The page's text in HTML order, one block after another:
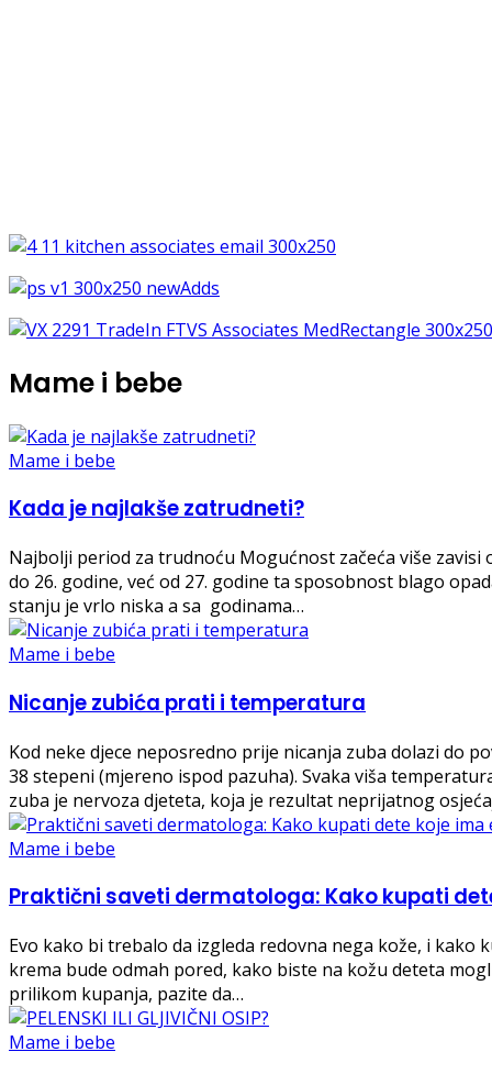
Mame i bebe
Mame i bebe
Kada je najlakše zatrudneti?
Najbolji period za trudnoću Mogućnost začeća više
do 26. godine, već od 27. godine ta sposobnost blago
stanju je vrlo niska a sa godinama…
Mame i bebe
Nicanje zubića prati i temperatura
Kod neke djece neposredno prije nicanja zuba dolazi do
38 stepeni (mjereno ispod pazuha). Svaka viša
zuba je nervoza djeteta, koja je rezultat neprijatnog
Mame i bebe
Praktični saveti dermatologa: Kako kupati
Evo kako bi trebalo da izgleda redovna nega kože, i kako
krema bude odmah pored, kako biste na kožu deteta
prilikom kupanja, pazite da…
Mame i bebe